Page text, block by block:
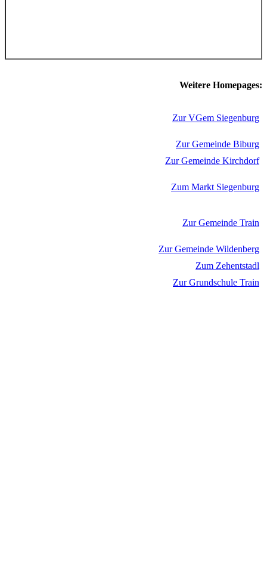
Weitere Homepages:
Zur VGem Siegenburg
Zur Gemeinde Biburg
Zur Gemeinde Kirchdorf
Zum Markt Siegenburg
Zur Gemeinde Train
Zur Gemeinde Wildenberg
Zum Zehentstadl
Zur Grundschule Train